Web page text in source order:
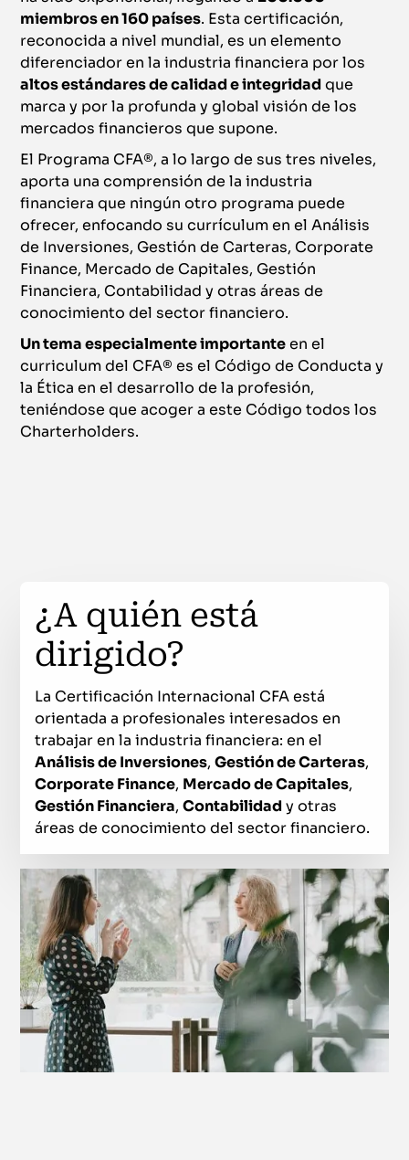
miembros en 160 países. Esta certificación,
reconocida a nivel mundial, es un elemento
diferenciador en la industria financiera por los
altos estándares de calidad e integridad que
marca y por la profunda y global visión de los
mercados financieros que supone.
El Programa CFA®, a lo largo de sus tres niveles,
aporta una comprensión de la industria
financiera que ningún otro programa puede
ofrecer, enfocando su currículum en el Análisis
de Inversiones, Gestión de Carteras, Corporate
Finance, Mercado de Capitales, Gestión
Financiera, Contabilidad y otras áreas de
conocimiento del sector financiero.
Un tema especialmente importanteen el
curriculum del CFA® es el Código de Conducta y
la Ética en el desarrollo de la profesión,
teniéndose que acoger a este Código todos los
Charterholders.
¿A quién está
dirigido?
La Certificación Internacional CFA está
orientada a profesionales interesados en
trabajar en la industria financiera: en el
Análisis de Inversiones,Gestión de Carteras,
Corporate Finance, Mercado de Capitales,
Gestión Financiera,Contabilidady otras
áreas de conocimiento del sector financiero.